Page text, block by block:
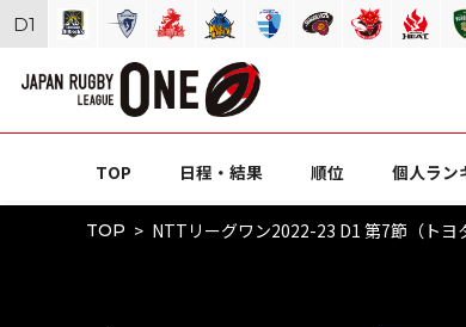
TOP 日程・結果 順位 個人ラン
TOP NTTリーグワン2022-23 D1 第7節（トヨ
D1